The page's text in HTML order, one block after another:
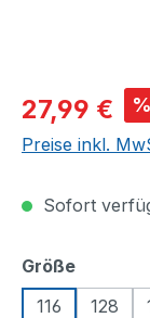
Verkaufspreis:
27,99 € %
Preise inkl.
Sofort
Größe
116
128